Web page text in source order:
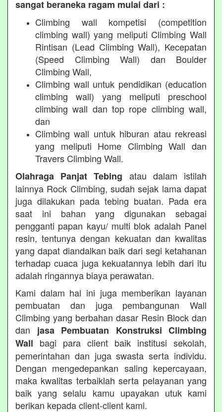
sangat beraneka ragam mulai dari :
Climbing wall kompetisi (competition
climbing wall) yang meliputi Climbing Wall
Rintisan (Lead Climbing Wall), Kecepatan
(Speed Climbing Wall) dan Boulder
Climbing Wall,
Climbing wall untuk pendidikan (education
climbing wall) yang meliputi preschool
climbing wall dan top rope climbing wall,
dan
Climbing wall untuk hiburan atau rekreasi
yang meliputi Home Climbing Wall dan
Travers Climbing Wall.
Olahraga Panjat Tebing atau dalam istilah
lainnya Rock Climbing, sudah sejak lama dapat
juga dilakukan pada tebing buatan. Pada era
saat ini bahan yang digunakan sebagai
pengganti papan kayu/ multi blok adalah Panel
resin, tentunya dengan kekuatan dan kwalitas
yang dapat diandalkan baik dari segi ketahanan
terhadap cuaca juga kekuatannya lebih dari itu
adalah ringannya biaya perawatan.
Kami dalam hal ini juga memberikan layanan
pembuatan dan juga pembangunan Wall
Climbing yang berbahan dasar Resin Block dan
dan jasa Pembuatan Konstruksi Climbing
Wall bagi para client baik institusi sekolah,
pemerintahan dan juga swasta serta individu.
Dengan mengedepankan saling kepercayaan,
maka kwalitas terbaiklah serta pelayanan yang
baik yang selalu kamu upayakan utuk kami
berikan kepada client-client kami.